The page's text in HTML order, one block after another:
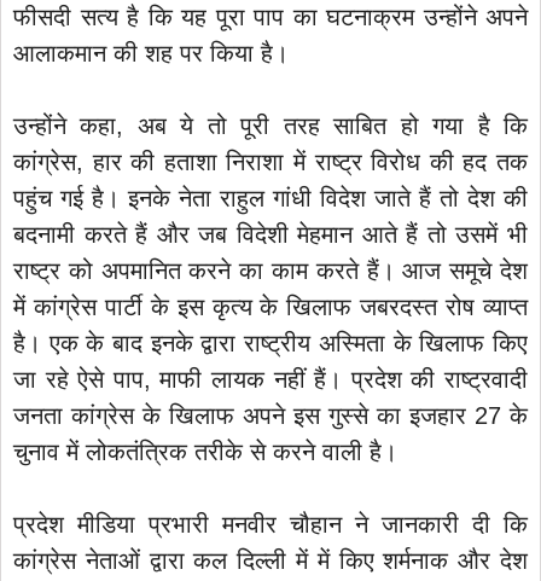
फीसदी सत्य है कि यह पूरा पाप का घटनाक्रम उन्होंने अपने
आलाकमान की शह पर किया है।
उन्होंने कहा, अब ये तो पूरी तरह साबित हो गया है कि
कांग्रेस, हार की हताशा निराशा में राष्ट्र विरोध की हद तक
पहुंच गई है। इनके नेता राहुल गांधी विदेश जाते हैं तो देश की
बदनामी करते हैं और जब विदेशी मेहमान आते हैं तो उसमें भी
राष्ट्र को अपमानित करने का काम करते हैं। आज समूचे देश
में कांग्रेस पार्टी के इस कृत्य के खिलाफ जबरदस्त रोष व्याप्त
है। एक के बाद इनके द्वारा राष्ट्रीय अस्मिता के खिलाफ किए
जा रहे ऐसे पाप, माफी लायक नहीं हैं। प्रदेश की राष्ट्रवादी
जनता कांग्रेस के खिलाफ अपने इस गुस्से का इजहार 27 के
चुनाव में लोकतंत्रिक तरीके से करने वाली है।
प्रदेश मीडिया प्रभारी मनवीर चौहान ने जानकारी दी कि
कांग्रेस नेताओं द्वारा कल दिल्ली में में किए शर्मनाक और देश